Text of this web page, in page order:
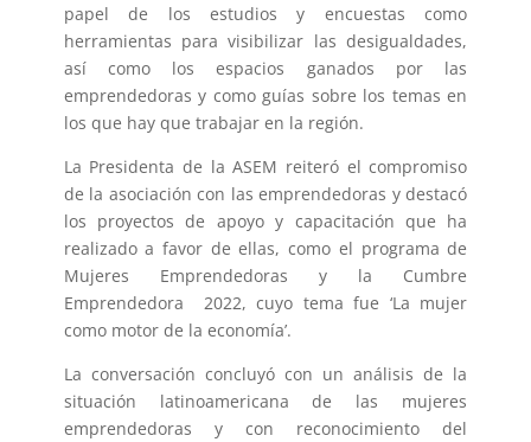
papel de los estudios y encuestas como
herramientas para visibilizar las desigualdades,
así como los espacios ganados por las
emprendedoras y como guías sobre los temas en
los que hay que trabajar en la región.
La Presidenta de la ASEM reiteró el compromiso
de la asociación con las emprendedoras y destacó
los proyectos de apoyo y capacitación que ha
realizado a favor de ellas, como el programa de
Mujeres Emprendedoras y la Cumbre
Emprendedora 2022, cuyo tema fue ‘La mujer
como motor de la economía’.
La conversación concluyó con un análisis de la
situación latinoamericana de las mujeres
emprendedoras y con reconocimiento del